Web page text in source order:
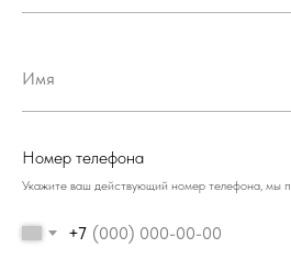
Номер телефона
Укажите ваш действующий номер телефона, мы
+7